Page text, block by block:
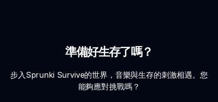
準備好生存了嗎？
步入Sprunki Survive的世界，音樂與生存的刺激相遇。您
能夠應對挑戰嗎？